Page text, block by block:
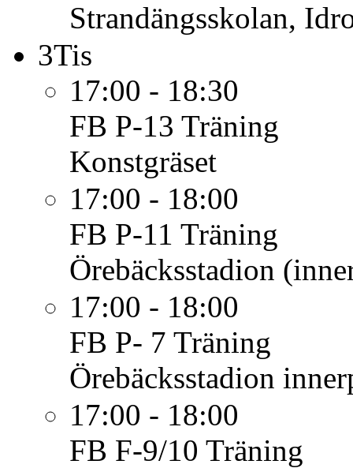
Strandängsskolan,
3Tis
17:00 - 18:30
FB P-13 Träning
Konstgräset
17:00 - 18:00
FB P-11 Träning
Örebäcksstadion
17:00 - 18:00
FB P- 7 Träning
Örebäcksstadion
17:00 - 18:00
FB F-9/10 Träning